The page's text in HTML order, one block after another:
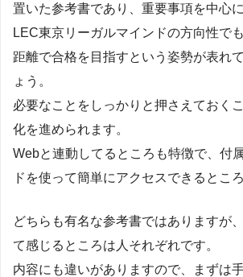
置いた参考書であり、重要事項を中心
LEC東京リーガルマインドの方向性で
距離で合格を目指すという姿勢が表れ
ょう。
必要なことをしっかりと押さえておく
化を進められます。
Webと連動してるところも特徴で、付
ドを使って簡単にアクセスできるとこ
どちらも有名な参考書ではありますが
て感じるところは人それぞれです。
内容にも違いがありますので、まずは